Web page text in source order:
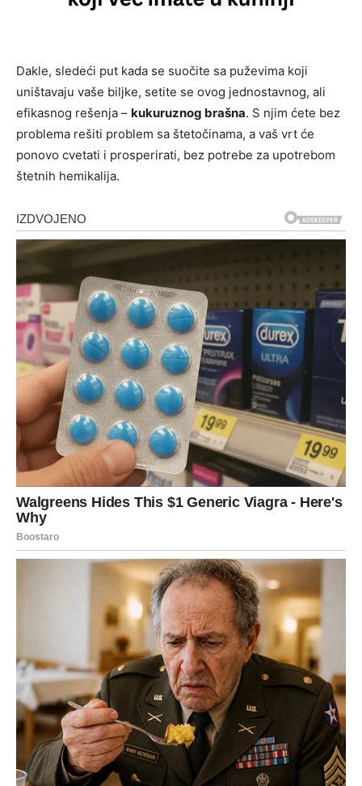
Dakle, sledeći put kada se suočite sa puževima koji
uništavaju vaše biljke, setite se ovog jednostavnog, ali
efikasnog rešenja – kukuruznog brašna. S njim ćete bez
problema rešiti problem sa štetočinama, a vaš vrt će
ponovo cvetati i prosperirati, bez potrebe za upotrebom
štetnih hemikalija.